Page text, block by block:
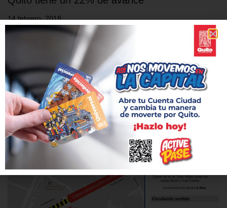
14 febrero, 2018
La Empresa Pública Metropolitana Metro de Quito (EPMMQ)
comunica que la construcción de los trenes para la línea 1 del
Metro de Quito, tiene un 22% de avance físico y está
cumpliendo con el cronograma previsto. En estos momentos
los vagones de la primera unidad, están en fase de pintura,
implementación de puertas y piso. Simultáneamente, se están
realizando pruebas…Leer más »